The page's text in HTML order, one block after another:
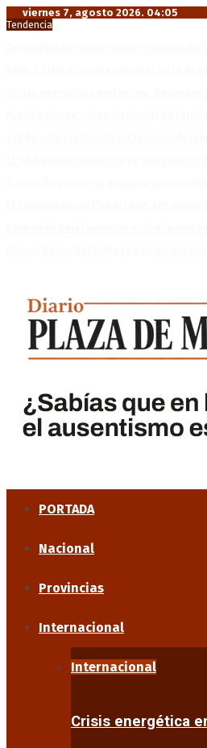
viernes 7, agosto 2026. 04:05
Tendencia
PORTADA
Nacional
Provincias
Internacional
Internacional
Crisis energética